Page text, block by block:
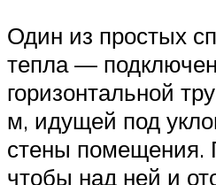
Один из простых
тепла —
горизонтальной
м, идущей под
стены помещения.
чтобы над ней и